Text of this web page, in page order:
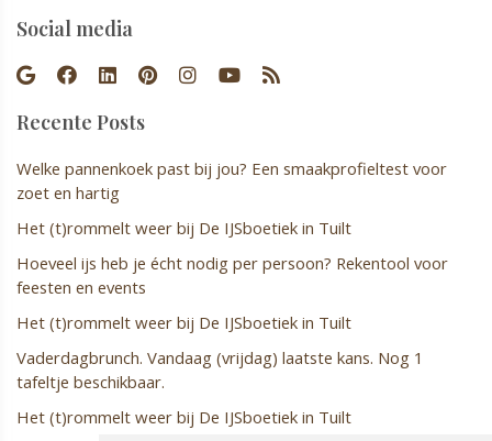
Social media
Recente Posts
Welke pannenkoek past bij jou? Een smaakprofieltest voor
zoet en hartig
Het (t)rommelt weer bij De IJSboetiek in Tuilt
Hoeveel ijs heb je écht nodig per persoon? Rekentool voor
feesten en events
Het (t)rommelt weer bij De IJSboetiek in Tuilt
Vaderdagbrunch. Vandaag (vrijdag) laatste kans. Nog 1
tafeltje beschikbaar.
Het (t)rommelt weer bij De IJSboetiek in Tuilt